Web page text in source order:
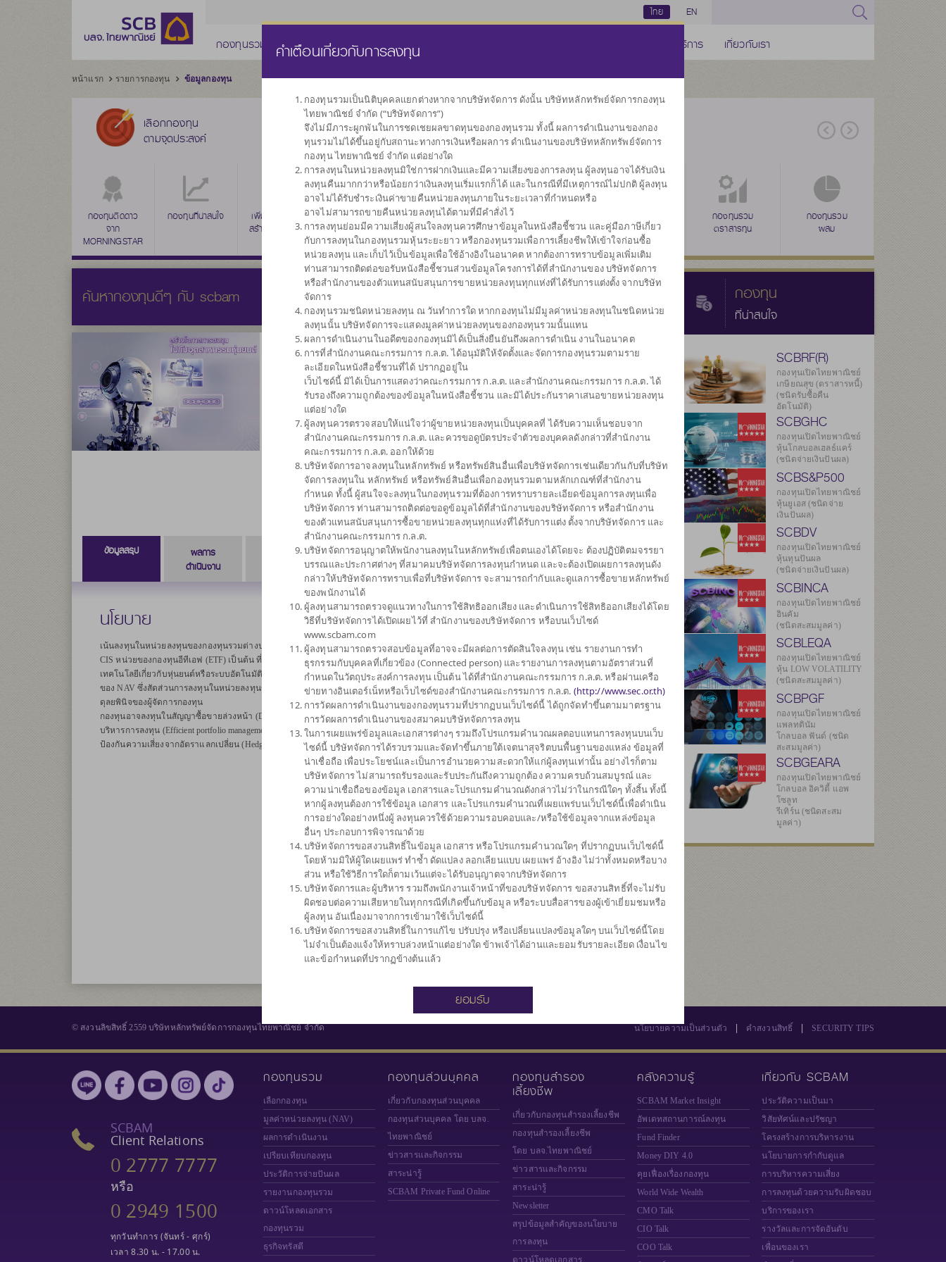
ไทย EN
กองทุนรวม กองทุนส่วนบุคคล ช่องทางบริการ เกี่ยวกับเรา
หน้าแรก รายการกองทุน ข้อมูลกองทุน
เลือกกองทุน
ตามจุดประสงค์
กองทุนติดดาว
จาก
MORNINGSTAR
กองทุนที่น่าสนใจ
เพิ่มค่าเงินลงทุน
สร้างผลตอบแทน
ผันผวนต่ำ
รักษาเงินลงทุน
กระจายการลงทุน
หลายสินทรัพย์
รับเงินปันผล
การลงทุน
ลดหย่อนภาษี
ลดหย่อนภาษี
เลือกกองทุน
ตามนโยบายการลงทุน
กองทุนรวมตลาด
เงิน
ตราสารหนี้
กองทุนรวม
ตราสารทุน
กองทุนรวม
ผสม
ค้นหากองทุนดีๆ กับ scbam
กองทุนเปิดไทยพาณิชย์ โกลบอลโรโบติกส์ (ชนิดสะสมมูลค่า)
SCBROBOA SHARE
ความเสี่ยงสูง
6
ตั้งแต่ต้นปี
0
มูลค่าหน่วยลงทุน
23.3603
0.3949
ข้อมูล ณ วันที่ 3 ส.ค. 2569
*ตามสกุลเงินของกองทุน
ข้อมูลสรุป
ผลการ
ดำเนินงาน
ข้อมูลการ
ดาวน์โหลด
เอกสาร
ปฏิทิน
วันหยุด
นโยบาย
เน้นลงทุนในหน่วยลงทุนของกองทุนรวมต่างประเทศอย่างน้อย 2 กองทุน เช่น หน่วย
CIS หน่วยของกองทุนอีทีเอฟ (ETF) เป็นต้น ที่มีความเกี่ยวข้องกับธุรกิจและ/หรือ
เทคโนโลยีเกี่ยวกับหุ่นยนต์หรือระบบอัตโนมัติโดยเฉลี่ยในรอบปีบัญชีไม่น้อยกว่า 80%
ของ NAV ซึ่งสัดส่วนการลงทุนในหน่วยลงทุนของกองทุนรวมต่างประเทศขึ้นอยู่กับ
ดุลยพินิจของผู้จัดการกองทุน
กองทุนอาจลงทุนในสัญญาซื้อขายล่วงหน้า (Derivatives) เพื่อเพิ่มประสิทธิภาพการ
บริหารการลงทุน (Efficient portfolio management) และ/หรือการบริหารความเสี่ยง โดย
ป้องกันความเสี่ยงจากอัตราแลกเปลี่ยน (Hedging) ตามดุลยพินิจของผู้จัดการกองทุน
ประเภทกองทุน
กองทุนที่ลงทุนในต่างประเทศ
จำนวนเงินลงทุนโครงการ 30,000 ล้าน
วันที่จดทะเบียนกองทุน
วันที่ 5 ก.ย. 2560
วันที่ครบอายุกองทุน
N/A
ราคาขาย 23.7353
ราคาซื้อคืน 23.3603
มูลค่าทรัพย์สินสุทธิ
2,025,439,072.81
มูลค่าหน่วยลงทุน 23.3603
ณ วันที่ 3 ส.ค. 2569
กองทุน
ที่น่าสนใจ
SCBRF(R)
กองทุนเปิดไทยพาณิชย์
เกษียณสุข (ตราสารหนี้)
(ชนิดรับซื้อคืน
อัตโนมัติ)
SCBGHC
กองทุนเปิดไทยพาณิชย์
หุ้นโกลบอลเฮลธ์แคร์
(ชนิดจ่ายเงินปันผล)
SCBS&P500
กองทุนเปิดไทยพาณิชย์
หุ้นยูเอส (ชนิดจ่าย
เงินปันผล)
SCBDV
กองทุนเปิดไทยพาณิชย์
หุ้นทุนปันผล
(ชนิดจ่ายเงินปันผล)
SCBINCA
กองทุนเปิดไทยพาณิชย์
อินคัม
(ชนิดสะสมมูลค่า)
SCBLEQA
กองทุนเปิดไทยพาณิชย์
หุ้น LOW VOLATILITY
(ชนิดสะสมมูลค่า)
SCBPGF
กองทุนเปิดไทยพาณิชย์
แพลทตินัม
โกลบอล ฟันด์ (ชนิด
สะสมมูลค่า)
SCBGEARA
กองทุนเปิดไทยพาณิชย์
โกลบอล อิควิตี้ แอพ
โซลูท
รีเทิร์น (ชนิดสะสม
มูลค่า)
คำเตือนเกี่ยวกับการลงทุน
กองทุนรวมเป็นนิติบุคคลแยกต่างหากจากบริษัทจัดการ ดังนั้น บริษัทหลักทรัพย์จัดการกองทุน
ไทยพาณิชย์ จำกัด (“บริษัทจัดการ”)
จึงไม่มีภาระผูกพันในการชดเชยผลขาดทุนของกองทุนรวม ทั้งนี้ ผลการดำเนินงานของกอง
ทุนรวมไม่ได้ขึ้นอยู่กับสถานะทางการเงินหรือผลการ ดำเนินงานของบริษัทหลักทรัพย์จัดการ
กองทุน ไทยพาณิชย์ จำกัด แต่อย่างใด
การลงทุนในหน่วยลงทุนมิใช่การฝากเงินและมีความเสี่ยงของการลงทุน ผู้ลงทุนอาจได้รับเงิน
ลงทุนคืนมากกว่าหรือน้อยกว่าเงินลงทุนเริ่มแรกก็ได้ และในกรณีที่มีเหตุการณ์ไม่ปกติ ผู้ลงทุน
อาจไม่ได้รับชำระเงินค่าขายคืนหน่วยลงทุนภายในระยะเวลาที่กำหนดหรือ
อาจไม่สามารถขายคืนหน่วยลงทุนได้ตามที่มีคำสั่งไว้
การลงทุนย่อมมีความเสี่ยงผู้สนใจลงทุนควรศึกษาข้อมูลในหนังสือชี้ชวน และคู่มือภาษีเกี่ยว
กับการลงทุนในกองทุนรวมหุ้นระยะยาว หรือกองทุนรวมเพื่อการเลี้ยงชีพให้เข้าใจก่อนซื้อ
หน่วยลงทุน และเก็บไว้เป็นข้อมูลเพื่อใช้อ้างอิงในอนาคต หากต้องการทราบข้อมูลเพิ่มเติม
ท่านสามารถติดต่อขอรับหนังสือชี้ชวนส่วนข้อมูลโครงการได้ที่สำนักงานของ บริษัทจัดการ
หรือสำนักงานของตัวแทนสนับสนุนการขายหน่วยลงทุนทุกแห่งที่ได้รับการแต่งตั้ง จากบริษัท
จัดการ
กองทุนรวมชนิดหน่วยลงทุน ณ วันทำการใด หากกองทุนไม่มีมูลค่าหน่วยลงทุนในชนิดหน่วย
ลงทุนนั้น บริษัทจัดการจะแสดงมูลค่าหน่วยลงทุนของกองทุนรวมนั้นแทน
ผลการดำเนินงานในอดีตของกองทุนมิได้เป็นสิ่งยืนยันถึงผลการดำเนิน งานในอนาคต
การที่สำนักงานคณะกรรมการ ก.ล.ต. ได้อนุมัติให้จัดตั้งและจัดการกองทุนรวมตามราย
ละเอียดในหนังสือชี้ชวนที่ได้ ปรากฏอยู่ใน
เว็บไซด์นี้ มิได้เป็นการแสดงว่าคณะกรรมการ ก.ล.ต. และสำนักงานคณะกรรมการ ก.ล.ต. ได้
รับรองถึงความถูกต้องของข้อมูลในหนังสือชี้ชวน และมิได้ประกันราคาเสนอขายหน่วยลงทุน
แต่อย่างใด
ผู้ลงทุนควรตรวจสอบให้แน่ใจว่าผู้ขายหน่วยลงทุนเป็นบุคคลที่ ได้รับความเห็นชอบจาก
สำนักงานคณะกรรมการ ก.ล.ต. และควรขอดูบัตรประจำตัวของบุคคลดังกล่าวที่สำนักงาน
คณะกรรมการ ก.ล.ต. ออกให้ด้วย
บริษัทจัดการอาจลงทุนในหลักทรัพย์ หรือทรัพย์สินอื่นเพื่อบริษัทจัดการเช่นเดียวกันกับที่บริษัท
จัดการลงทุนใน หลักทรัพย์ หรือทรัพย์สินอื่นเพื่อกองทุนรวมตามหลักเกณฑ์ที่สำนักงาน
กำหนด ทั้งนี้ ผู้สนใจจะลงทุนในกองทุนรวมที่ต้องการทราบรายละเอียดข้อมูลการลงทุนเพื่อ
บริษัทจัดการ ท่านสามารถติดต่อขอดูข้อมูลได้ที่สำนักงานของบริษัทจัดการ หรือสำนักงาน
ของตัวแทนสนับสนุนการซื้อขายหน่วยลงทุนทุกแห่งที่ได้รับการแต่ง ตั้งจากบริษัทจัดการ และ
สำนักงานคณะกรรมการ ก.ล.ต.
บริษัทจัดการอนุญาตให้พนักงานลงทุนในหลักทรัพย์เพื่อตนเองได้โดยจะ ต้องปฏิบัติตมจรรยา
บรรณและประกาศต่างๆ ที่สมาคมบริษัทจัดการลงทุนกำหนด และจะต้องเปิดเผยการลงทุนดัง
กล่าวให้บริษัทจัดการทราบเพื่อที่บริษัทจัดการ จะสามารถกำกับและดูแลการซื้อขายหลักทรัพย์
ของพนักงานได้
ผู้ลงทุนสามารถตรวจดูแนวทางในการใช้สิทธิออกเสียง และดำเนินการใช้สิทธิออกเสียงได้โดย
วิธีที่บริษัทจัดการได้เปิดเผยไว้ที่ สำนักงานของบริษัทจัดการ หรือบนเว็บไซด์
www.scbam.com
ผู้ลงทุนสามารถตรวจสอบข้อมูลที่อาจจะมีผลต่อการตัดสินใจลงทุน เช่น รายงานการทำ
ธุรกรรมกับบุคคลที่เกี่ยวข้อง (Connected person) และรายงานการลงทุนตามอัตราส่วนที่
กำหนดในวัตถุประสงค์การลงทุน เป็นต้น ได้ที่สำนักงานคณะกรรมการ ก.ล.ต. หรือผ่านเครือ
ข่ายทางอินเตอร์เน็ทหรือเว็บไซด์ของสำนักงานคณะกรรมการ ก.ล.ต. (http://www.sec.or.th)
การวัดผลการดำเนินงานของกองทุนรวมที่ปรากฏบนเว็บไซด์นี้ ได้ถูกจัดทำขึ้นตามมาตรฐาน
การวัดผลการดำเนินงานของสมาคมบริษัทจัดการลงทุน
ในการเผยแพร่ข้อมูลและเอกสารต่างๆ รวมถึงโปรแกรมคำนวณผลตอบแทนการลงทุนบนเว็บ
ไซด์นี้ บริษัทจัดการได้รวบรวมและจัดทำขึ้นภายใต้เจตนาสุจริตบนพื้นฐานของแหล่ง ข้อมูลที่
น่าเชื่อถือ เพื่อประโยชน์และเป็นการอำนวยความสะดวกให้แก่ผู้ลงทุนเท่านั้น อย่างไรก็ตาม
บริษัทจัดการ ไม่สามารถรับรองและรับประกันถึงความถูกต้อง ความครบถ้วนสมบูรณ์ และ
ความน่าเชื่อถือของข้อมูล เอกสารและโปรแกรมคำนวณดังกล่าวไม่ว่าในกรณีใดๆ ทั้งสิ้น ทั้งนี้
หากผู้ลงทุนต้องการใช้ข้อมูล เอกสาร และโปรแกรมคำนวณที่เผยแพร่บนเว็บไซด์นี้เพื่อดำเนิน
การอย่างใดอย่างหนึ่งผู้ ลงทุนควรใช้ด้วยความรอบคอบและ/หรือใช้ข้อมูลจากแหล่งข้อมูล
อื่นๆ ประกอบการพิจารณาด้วย
บริษัทจัดการขอสงวนสิทธิ์ในข้อมูล เอกสาร หรือโปรแกรมคำนวณใดๆ ที่ปรากฏบนเว็บไซด์นี้
โดยห้ามมิให้ผู้ใดเผยแพร่ ทำซ้ำ ดัดแปลง ลอกเลียนแบบ เผยแพร่ อ้างอิง ไม่ว่าทั้งหมดหรือบาง
ส่วน หรือใช้วิธีการใดก็ตามเว้นแต่จะได้รับอนุญาตจากบริษัทจัดการ
บริษัทจัดการและผู้บริหาร รวมถึงพนักงานเจ้าหน้าที่ของบริษัทจัดการ ขอสงวนสิทธิ์ที่จะไม่รับ
ผิดชอบต่อความเสียหายในทุกกรณีที่เกิดขึ้นกับข้อมูล หรือระบบสื่อสารของผู้เข้าเยี่ยมชมหรือ
ผู้ลงทุน อันเนื่องมาจากการเข้ามาใช้เว็บไซด์นี้
บริษัทจัดการขอสงวนสิทธิ์ในการแก้ไข ปรับปรุง หรือเปลี่ยนแปลงข้อมูลใดๆ บนเว็บไซด์นี้โดย
ไม่จำเป็นต้องแจ้งให้ทราบล่วงหน้าแต่อย่างใด ข้าพเจ้าได้อ่านและยอมรับรายละเอียด เงื่อนไข
และข้อกำหนดที่ปรากฏข้างต้นแล้ว
ยอมรับ
© สงวนลิขสิทธิ์ 2559 บริษัทหลักทรัพย์จัดการกองทุนไทยพาณิชย์ จำกัด นโยบายความเป็นส่วนตัว | คำสงวนสิทธิ์ | SECURITY TIPS
SCBAM
Client Relations
0 2777 7777
หรือ
0 2949 1500
ทุกวันทำการ (จันทร์ - ศุกร์)
เวลา 8.30 น. - 17.00 น.
กองทุนรวม
เลือกกองทุน
มูลค่าหน่วยลงทุน (NAV)
ผลการดำเนินงาน
เปรียบเทียบกองทุน
ประวัติการจ่ายปันผล
รายงานกองทุนรวม
ดาวน์โหลดเอกสาร
กองทุนรวม
ธุรกิจทรัสตี
กองทุนส่วนบุคคล
เกี่ยวกับกองทุนส่วนบุคคล
กองทุนส่วนบุคคล โดย บลจ.
ไทยพาณิชย์
ข่าวสารและกิจกรรม
สาระน่ารู้
SCBAM Private Fund Online
กองทุนสำรอง
เลี้ยงชีพ
เกี่ยวกับกองทุนสำรองเลี้ยงชีพ
กองทุนสำรองเลี้ยงชีพ
โดย บลจ.ไทยพาณิชย์
ข่าวสารและกิจกรรม
สาระน่ารู้
Newsletter
สรุปข้อมูลสำคัญของนโยบาย
การลงทุน
ดาวน์โหลดเอกสาร
คลังความรู้
SCBAM Market Insight
อัพเดทสถานการณ์ลงทุน
Fund Finder
Money DIY 4.0
คุยเฟื่องเรื่องกองทุน
World Wide Wealth
CMO Talk
CIO Talk
COO Talk
เกี่ยวกับ SCBAM
ประวัติความเป็นมา
วิสัยทัศน์และปรัชญา
โครงสร้างการบริหารงาน
นโยบายการกำกับดูแล
การบริหารความเสี่ยง
การลงทุนด้วยความรับผิดชอบ
บริการของเรา
รางวัลและการจัดอันดับ
เพื่อนของเรา